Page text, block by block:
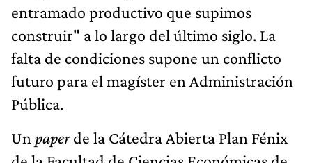
futuro para el magíster en Administración
Unpaperde la Cátedra Abierta Plan Fénix
de la Facultad de Ciencias Económicas de
la Universidad de Buenos Aires (UBA)
subraya que las inversiones deben cumplir
unaserie de requisitos para beneficiar al